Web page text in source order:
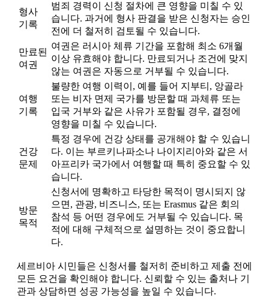
형사
기록
범죄 경력이 신청 절차에 큰 영향을 미칠 수 있
습니다. 과거에 형사 판결을 받은 신청자는 승인
전에 더 철저히 검토될 수 있습니다.
만료된
여권
여권은 러시아 체류 기간을 포함해 최소 6개월
이상 유효해야 합니다. 만료되거나 조건에 맞지
않는 여권은 자동으로 거부될 수 있습니다.
여행
기록
불량한 여행 이력이, 예를 들어 지부티, 앙골라
또는 비자 면제 국가를 방문할 때 과체류 또는
입국 거부와 같은 사유가 포함될 경우, 결정에
영향을 미칠 수 있습니다.
건강
문제
특정 경우에 건강 상태를 공개해야 할 수 있습니
다. 이는 부르키나파소나 나이지리아와 같은 서
아프리카 국가에서 여행할 때 특히 중요할 수 있
습니다.
방문
목적
신청서에 명확하고 타당한 목적이 명시되지 않
으면, 관광, 비즈니스, 또는 Erasmus 같은 회의
참석 등 어떤 경우에도 거부될 수 있습니다. 목
적에 대해 구체적으로 설명하는 것이 중요합니
다.
세르비아 시민들은 신청서를 철저히 준비하고 제출 전에
모든 요건을 확인해야 합니다. 신뢰할 수 있는 출처나 기
관과 상담하면 성공 가능성을 높일 수 있습니다.